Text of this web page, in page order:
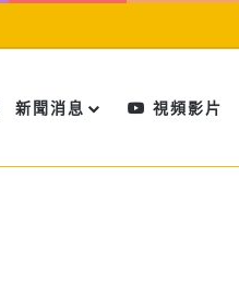
新聞消息 視頻影片